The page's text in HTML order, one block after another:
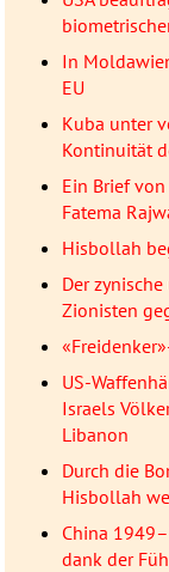
In
EU
Kuba unter
Kontinuität
Ein Brief
Fatema
Hisbollah
Der
Zionisten
US-
Israels
Libanon
Durch die
Hisbollah
China
dank der